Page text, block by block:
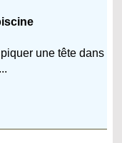
piquer une tête dans